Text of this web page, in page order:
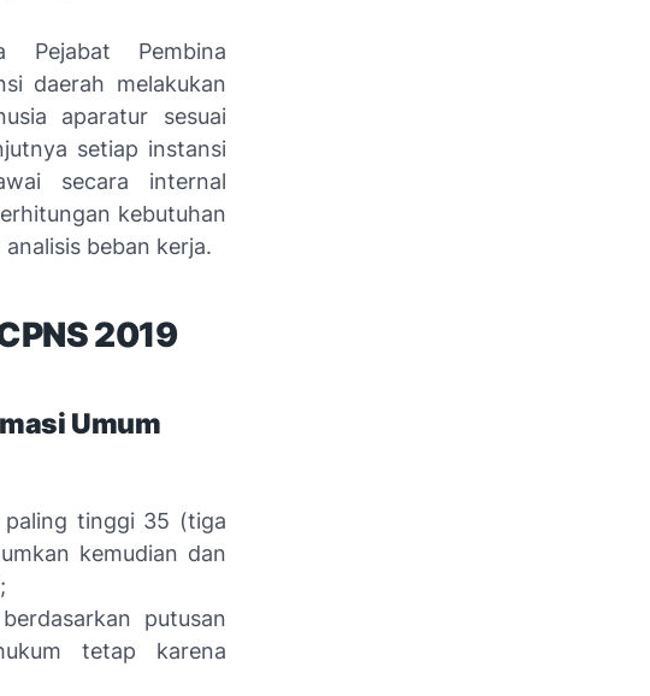
Pejabat Pembina
daerah melakukan
aparatur sesuai
setiap instansi
secara internal
kebutuhan
beban kerja.
2019
Umum
paling tinggi 35 (tiga
kemudian dan
putusan
tetap karena